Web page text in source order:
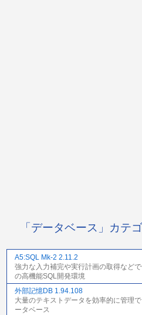
「データベース」カテ
A5:SQL Mk-2 2.11.2
強力な入力補完や実行計画の取得など
の高機能SQL開発環境
外部記憶DB 1.94.108
大量のテキストデータを効率的に管理
ータベース